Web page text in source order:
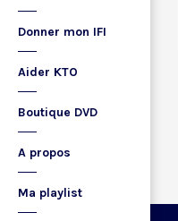
Donner mon IFI
Aider KTO
Boutique DVD
A propos
Ma playlist